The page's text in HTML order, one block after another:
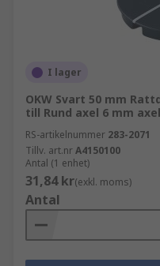
I lager
OKW Svart 50 mm
till Rund axel 6 mm
RS-artikelnummer 283-2071
Tillv. art.nrA4150100
Antal (1 enhet)
31,84 kr(exkl. moms)
Antal